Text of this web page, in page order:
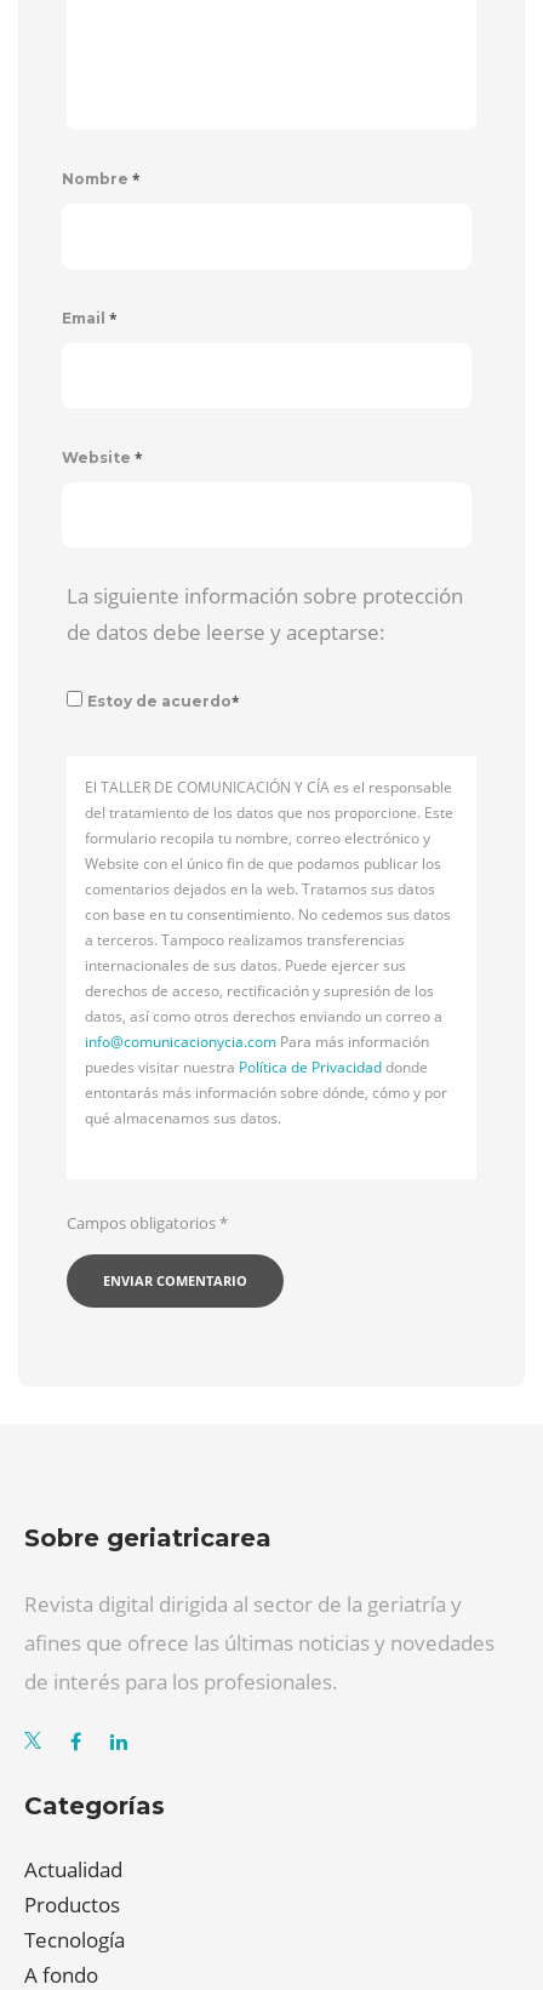
Nombre *
Email *
Website *
La siguiente información sobre protección
de datos debe leerse y aceptarse:
Estoy de acuerdo*
El TALLER DE COMUNICACIÓN Y CÍA es el responsable
del tratamiento de los datos que nos proporcione. Este
formulario recopila tu nombre, correo electrónico y
Website con el único fin de que podamos publicar los
comentarios dejados en la web. Tratamos sus datos
con base en tu consentimiento. No cedemos sus datos
a terceros. Tampoco realizamos transferencias
internacionales de sus datos. Puede ejercer sus
derechos de acceso, rectificación y supresión de los
datos, así como otros derechos enviando un correo a
info@comunicacionycia.com Para más información
puedes visitar nuestra Política de Privacidaddonde
entontarás más información sobre dónde, cómo y por
qué almacenamos sus datos.
Campos obligatorios*
Sobre geriatricarea
Revista digital dirigida al sector de la geriatría y
afines que ofrece las últimas noticias y novedades
de interés para los profesionales.
Categorías
Actualidad
Productos
Tecnología
A fondo